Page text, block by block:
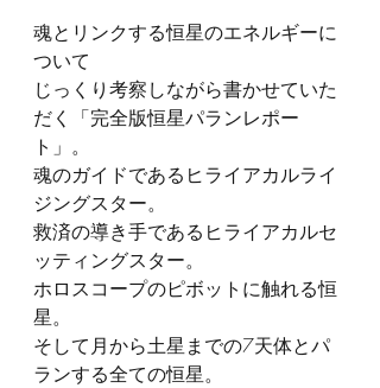
魂とリンクする恒星のエネルギーに
ついて
じっくり考察しながら書かせていた
だく「完全版恒星パランレポー
ト」。
魂のガイドであるヒライアカルライ
ジングスター。
救済の導き手であるヒライアカルセ
ッティングスター。
ホロスコープのピボットに触れる恒
星。
そして月から土星までの7天体とパ
ランする全ての恒星。